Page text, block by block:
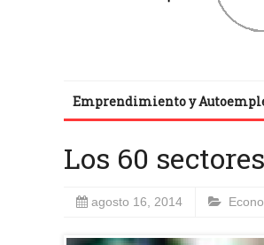
Emprendimiento y
Los 60
agosto 16, 2014